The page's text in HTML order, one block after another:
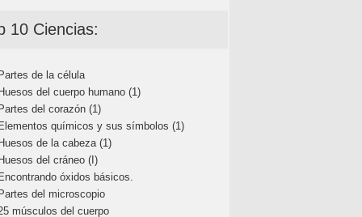
10 Ciencias:
de la célula
del cuerpo humano (1)
del corazón (1)
químicos y sus símbolos (1)
de la cabeza (1)
del cráneo (I)
óxidos básicos.
del microscopio
músculos del cuerpo